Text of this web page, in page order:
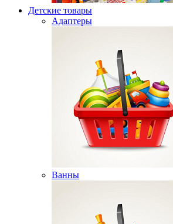
Детские товары
Адаптеры
Ванны